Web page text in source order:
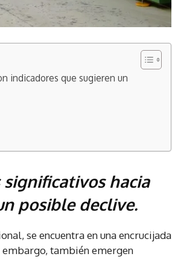
indicadores que sugieren un
hacia
posible declive.
se encuentra en una encrucijada
embargo, también emergen